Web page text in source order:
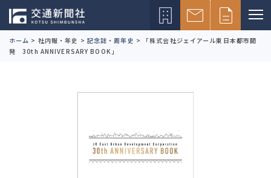
ホーム > 社内報・年史 > 記念誌・周年史 >
「株式会社ジェイアール東日本都市開
発 30th ANNIVERSARY BOOK」